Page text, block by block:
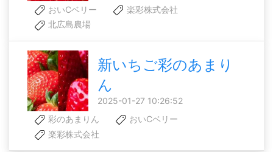
おいCベリー
楽彩株式会社
北広島農場
新いちご彩のあまり
ん
2025-01-27 10:26:52
彩のあまりん
おいCベリー
楽彩株式会社